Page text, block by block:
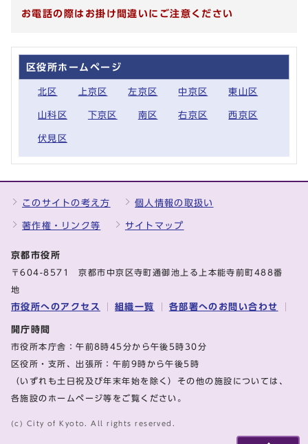
お電話の際はお掛け間違いにご注意ください
区役所ホームページ
北区 上京区 左京区 中京区 東山区
山科区 下京区 南区 右京区 西京区
伏見区
このサイトの考え方 個人情報の取扱い
著作権・リンク等 サイトマップ
京都市役所
〒604-8571 京都市中京区寺町通御池上る上本能寺前町488番
地
市役所へのアクセス 組織一覧 各部署へのお問い合わせ
開庁時間
市役所本庁舎：午前8時45分から午後5時30分
区役所・支所、出張所：午前9時から午後5時
（いずれも土日祝及び年末年始を除く）その他の施設については、
各施設のホームページ等をご覧ください。
(c) City of Kyoto. All rights reserved.